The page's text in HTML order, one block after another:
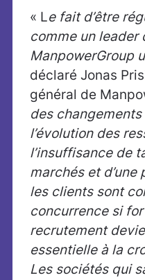
« Le fait d’être
comme un leader
ManpowerGroup
déclaré Jonas
général de
des
l’évolution des
l’insuffisance de
marchés et d’une
les clients sont
concurrence si
recrutement
essentielle à la
Les sociétés qui